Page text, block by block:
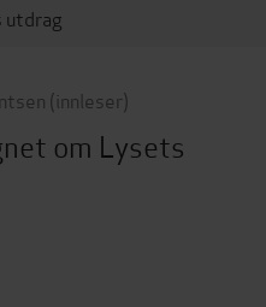
utdrag
(innleser)
om Lysets